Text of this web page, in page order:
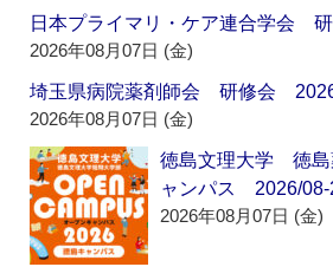
日本プライマリ・ケア連合学会
2026年08月07日 (金)
埼玉県病院薬剤師会 研修会
2026年08月07日 (金)
徳島文理大学 徳
ャンパス 2026/08-
2026年08月07日 (金)